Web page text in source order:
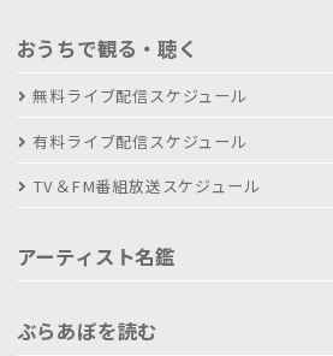
おうちで観る・聴く
無料ライブ配信スケジュール
有料ライブ配信スケジュール
TV＆FM番組放送スケジュール
アーティスト名鑑
ぶらあぼを読む